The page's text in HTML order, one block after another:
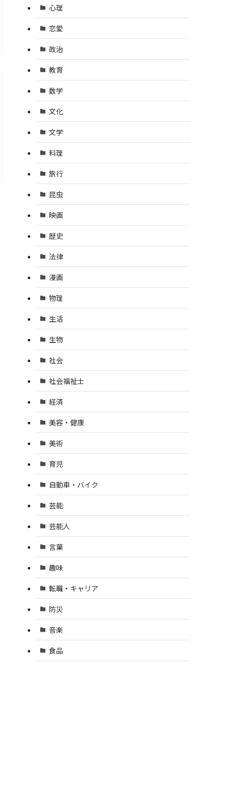
心理
恋愛
政治
教育
数学
文化
文学
料理
旅行
昆虫
映画
歴史
法律
漫画
物理
生活
生物
社会
社会福祉士
経済
美容・健康
美術
育児
自動車・バイク
芸能
芸能人
言葉
趣味
転職・キャリア
防災
音楽
食品